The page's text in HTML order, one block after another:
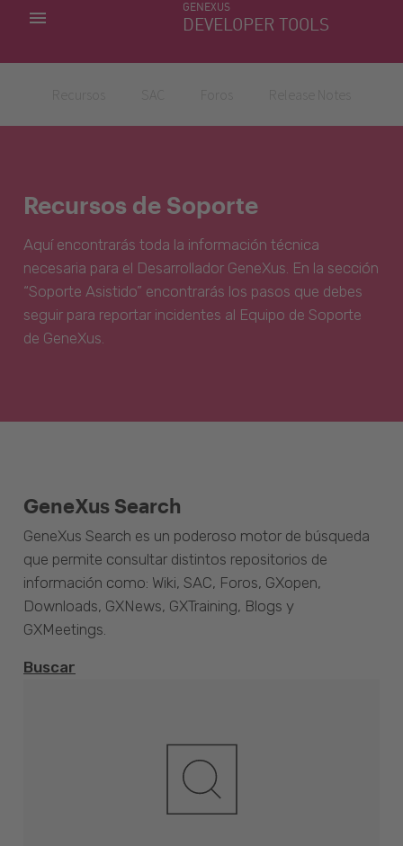
GENEXUS
DEVELOPER TOOLS
MIS APLICACIONES
Recursos de Soporte
Aquí encontrarás toda la información técnica
necesaria para el Desarrollador GeneXus. En la sección
“Soporte Asistido” encontrarás los pasos que debes
seguir para reportar incidentes al Equipo de Soporte
de GeneXus.
GeneXus Search
GeneXus Search es un poderoso motor de búsqueda
que permite consultar distintos repositorios de
información como: Wiki, SAC, Foros, GXopen,
Downloads, GXNews, GXTraining, Blogs y
GXMeetings.
Buscar